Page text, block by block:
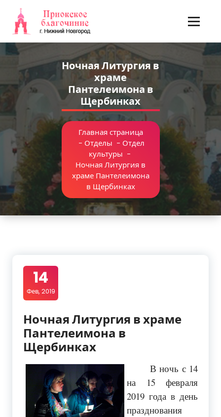
содержимому
Ночная Литургия в
храме
Пантелеимона в
Щербинках
Главная страница
- Отделы - Отдел
культуры -
Ночная Литургия в
храме Пантелеимона
в Щербинках
14
Фев, 2019
Ночная Литургия в храме
Пантелеимона в
Щербинках
В ночь с 14
на 15 февраля
2019 года в день
празднования